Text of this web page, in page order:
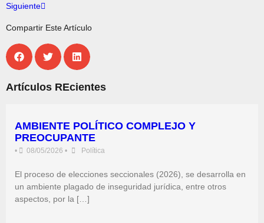
Siguiente
Compartir Este Artículo
Artículos REcientes
AMBIENTE POLÍTICO COMPLEJO Y
PREOCUPANTE
• 08/05/2026 • Política
El proceso de elecciones seccionales (2026), se desarrolla en
un ambiente plagado de inseguridad jurídica, entre otros
aspectos, por la […]